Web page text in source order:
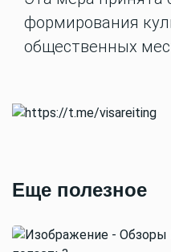
формирования
общественных
Еще полезное